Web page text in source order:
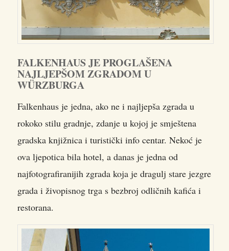
FALKENHAUS JE PROGLAŠENA
NAJLJEPŠOM ZGRADOM U
WÜRZBURGA
Falkenhaus je jedna, ako ne i najljepša zgrada u
rokoko stilu gradnje, zdanje u kojoj je smještena
gradska knjižnica i turistički info centar. Nekoć je
ova ljepotica bila hotel, a danas je jedna od
najfotografiranijih zgrada koja je dragulj stare jezgre
grada i živopisnog trga s bezbroj odličnih kafića i
restorana.